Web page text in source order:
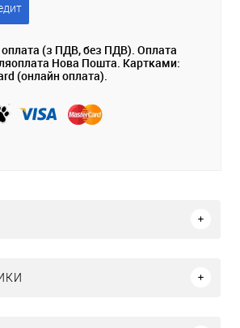
оплата (з ПДВ, без ПДВ). Оплата
Нова Пошта. Картками:
(онлайн оплата).